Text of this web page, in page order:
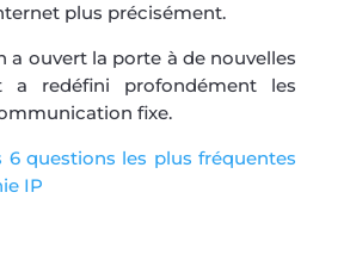
plus précisément.
a ouvert la porte à de nouvelles
a redéfini profondément les
fixe.
6 questions les plus fréquentes
IP